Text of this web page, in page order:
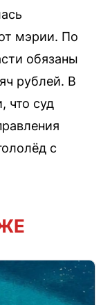
мэрии. По
обязаны
рублей. В
что суд
с